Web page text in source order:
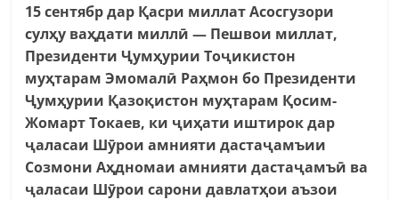
15 сентябр дар Қасри миллат Асосгузори
сулҳу ваҳдати миллӣ — Пешвои миллат,
Президенти Ҷумҳурии Тоҷикистон
муҳтарам Эмомалӣ Раҳмон бо Президенти
Ҷумҳурии Қазоқистон муҳтарам Қосим-
Жомарт Токаев, ки ҷиҳати иштирок дар
ҷаласаи Шӯрои амнияти дастаҷамъии
Созмони Аҳдномаи амнияти дастаҷамъӣ ва
ҷаласаи Шӯрои сарони давлатҳои аъзои